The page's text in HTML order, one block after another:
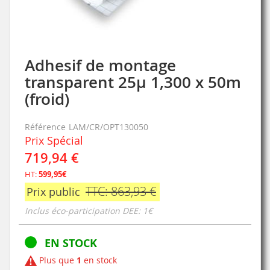
Adhesif de montage
transparent 25µ 1,300 x 50m
(froid)
Référence LAM/CR/OPT130050
Prix Spécial
719,94 €
HT:599,95€
Prix public TTC: 863,93 €
Inclus éco-participation DEE: 1€
EN STOCK
Plus que 1 en stock
Skip
to
the
beginning
of
the
images
gallery